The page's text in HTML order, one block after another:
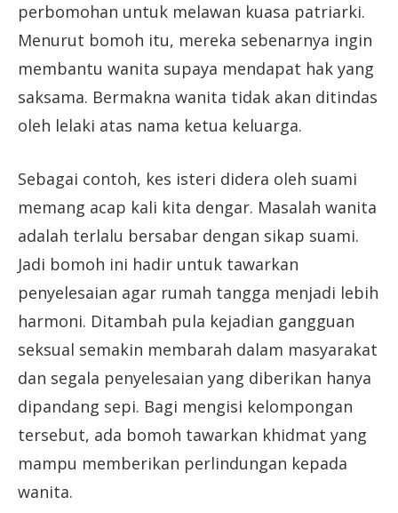
perbomohan untuk melawan kuasa patriarki.
Menurut bomoh itu, mereka sebenarnya ingin
membantu wanita supaya mendapat hak yang
saksama. Bermakna wanita tidak akan ditindas
oleh lelaki atas nama ketua keluarga.
Sebagai contoh, kes isteri didera oleh suami
memang acap kali kita dengar. Masalah wanita
adalah terlalu bersabar dengan sikap suami.
Jadi bomoh ini hadir untuk tawarkan
penyelesaian agar rumah tangga menjadi lebih
harmoni. Ditambah pula kejadian gangguan
seksual semakin membarah dalam masyarakat
dan segala penyelesaian yang diberikan hanya
dipandang sepi. Bagi mengisi kelompongan
tersebut, ada bomoh tawarkan khidmat yang
mampu memberikan perlindungan kepada
wanita.